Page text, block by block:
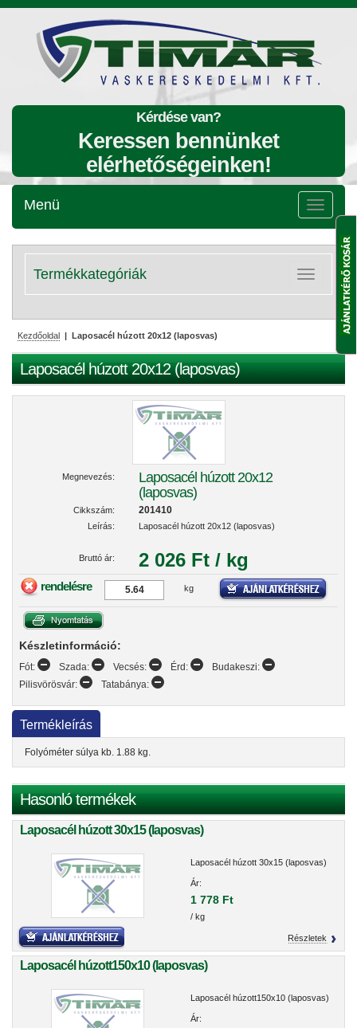
Kérdése van?
Keressen bennünket
elérhetőségeinken!
Menü
Menü
Kategóriák
lenyitása
Termékkategóriák
Kezdőoldal | Laposacél húzott 20x12 (laposvas)
Laposacél húzott 20x12 (laposvas)
Megnevezés:
Laposacél húzott 20x12
(laposvas)
Cikkszám: 201410
Leírás: Laposacél húzott 20x12 (laposvas)
Bruttó ár: 2 026 Ft / kg
rendelésre kg
Készletinformáció:
Fót: Szada: Vecsés: Érd:
Budakeszi:
Pilisvörösvár:
Tatabánya:
Termékleírás
Folyóméter súlya kb. 1.88 kg.
Hasonló termékek
Laposacél húzott 30x15 (laposvas)
Laposacél húzott 30x15 (laposvas)
Ár:
1 778 Ft
/ kg
Részletek
Laposacél húzott150x10 (laposvas)
Laposacél húzott150x10 (laposvas)
Ár: